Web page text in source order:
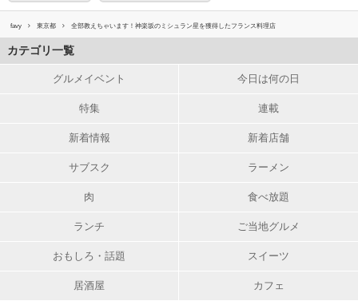
favy 東京都 全部教えちゃいます！神楽坂のミシュラン星を獲得したフランス料理店
カテゴリ一覧
グルメイベント 今日は何の日
特集 連載
新着情報 新着店舗
サブスク ラーメン
肉 食べ放題
ランチ ご当地グルメ
おもしろ・話題 スイーツ
居酒屋 カフェ